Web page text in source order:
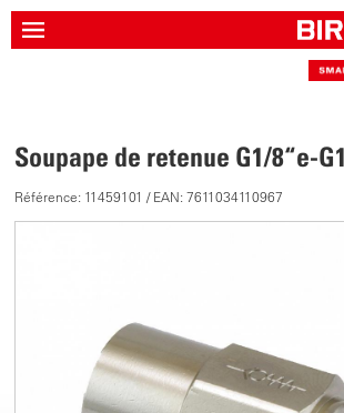
Soupape de retenue G1/8“e-
Référence: 11459101 / EAN: 7611034110967